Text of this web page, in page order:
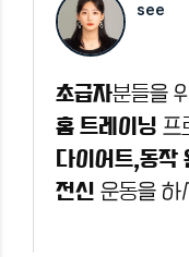
see
초급자분들을
홈 트레이닝 프
다이어트,동작
전신 운동을 하